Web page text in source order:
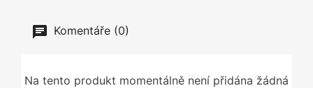
Komentáře (0)
Na tento produkt momentálně není přidána žádná